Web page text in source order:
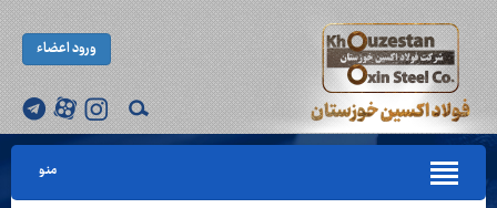
ورود اعضاء
منو